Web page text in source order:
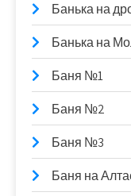
Банька на
Банька на
Баня №1
Баня №2
Баня №3
Баня на